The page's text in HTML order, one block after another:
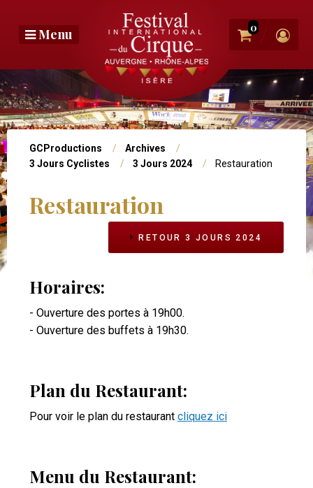
contenuMenu 0
Photo
bandeau
Vous
êtes
ici
GCProductions
Archives
3 Jours Cyclistes
3 Jours 2024 Restauration
Navigation
Restauration
RETOUR 3 JOURS 2024
Horaires:
- Ouverture des portes à 19h00.
- Ouverture des buffets à 19h30.
Plan du Restaurant:
Pour voir le plan du restaurant cliquez ici
Menu du Restaurant: